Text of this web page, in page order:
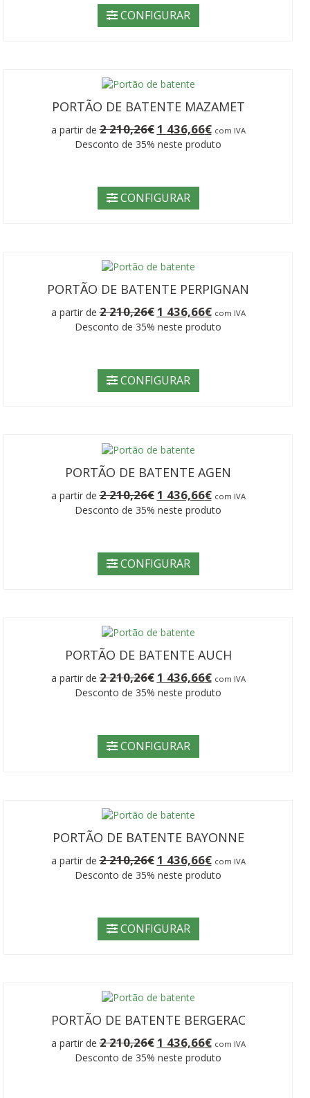
210,26€.
CONFIGURAR
PORTÃO DE BATENTE MAZAMET
a partir de2 210,26€ O
preço
original
210,26€.
1 436,66€O
preço
com IVA
Desconto de 35% neste produto
CONFIGURAR
PORTÃO DE BATENTE PERPIGNAN
a partir de2 210,26€ O
preço
original
210,26€.
1 436,66€O
preço
com IVA
Desconto de 35% neste produto
CONFIGURAR
PORTÃO DE BATENTE AGEN
a partir de2 210,26€ O
preço
original
210,26€.
1 436,66€O
preço
com IVA
Desconto de 35% neste produto
CONFIGURAR
PORTÃO DE BATENTE AUCH
a partir de2 210,26€ O
preço
original
210,26€.
1 436,66€O
preço
com IVA
Desconto de 35% neste produto
CONFIGURAR
PORTÃO DE BATENTE BAYONNE
a partir de2 210,26€ O
preço
original
210,26€.
1 436,66€O
preço
com IVA
Desconto de 35% neste produto
CONFIGURAR
PORTÃO DE BATENTE BERGERAC
a partir de2 210,26€ O
preço
original
1 436,66€O
preço
com IVA
Desconto de 35% neste produto